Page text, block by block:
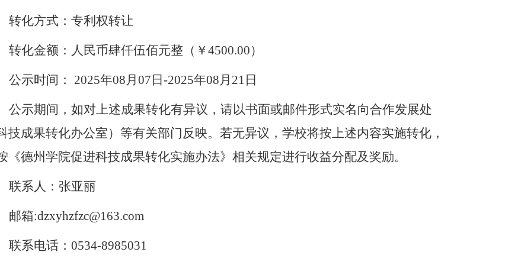
转化方式：专利权转让
转化金额：人民币肆仟伍佰元整 （￥4500.00）
公示时间： 2025年08月 07 日 -2025年08月 21 日
公示期间，如对上述成果转化有异议，请以书面或邮件形式实名向合作发展处
技成果转化办公室）等有关部门反映。若无异议，学校将按上述内容实施转化，
《德州学院促进科技成果转化实施办法》相关规定进行收益分配及奖励。
联系人：张亚丽
邮箱:dzxyhzfzc@163.com
联系电话： 0534-8985031